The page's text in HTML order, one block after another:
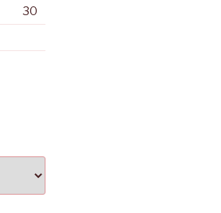
30